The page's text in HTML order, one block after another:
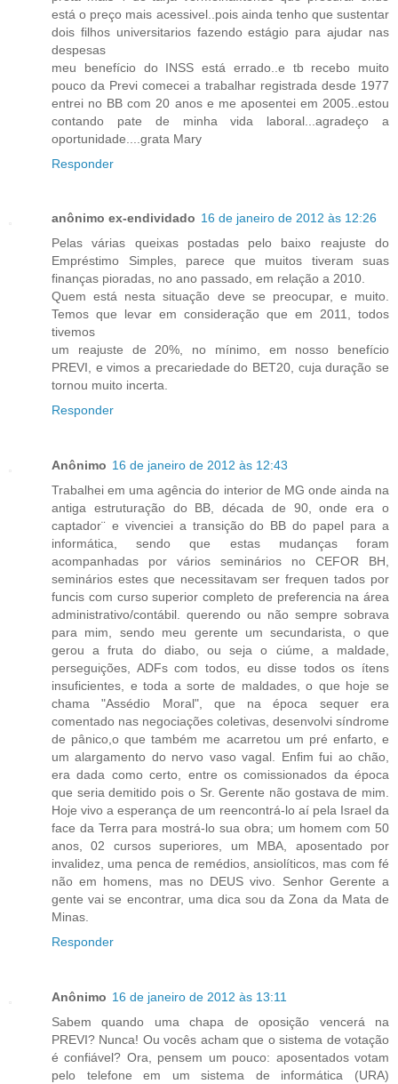
está o preço mais acessivel..pois ainda tenho que sustentar
dois filhos universitarios fazendo estágio para ajudar nas
despesas
meu benefício do INSS está errado..e tb recebo muito
pouco da Previ comecei a trabalhar registrada desde 1977
entrei no BB com 20 anos e me aposentei em 2005..estou
contando pate de minha vida laboral...agradeço a
oportunidade....grata Mary
Responder
anônimo ex-endividado 16 de janeiro de 2012 às 12:26
Pelas várias queixas postadas pelo baixo reajuste do
Empréstimo Simples, parece que muitos tiveram suas
finanças pioradas, no ano passado, em relação a 2010.
Quem está nesta situação deve se preocupar, e muito.
Temos que levar em consideração que em 2011, todos
tivemos
um reajuste de 20%, no mínimo, em nosso benefício
PREVI, e vimos a precariedade do BET20, cuja duração se
tornou muito incerta.
Responder
Anônimo 16 de janeiro de 2012 às 12:43
Trabalhei em uma agência do interior de MG onde ainda na
antiga estruturação do BB, década de 90, onde era o
captador¨ e vivenciei a transição do BB do papel para a
informática, sendo que estas mudanças foram
acompanhadas por vários seminários no CEFOR BH,
seminários estes que necessitavam ser frequen tados por
funcis com curso superior completo de preferencia na área
administrativo/contábil. querendo ou não sempre sobrava
para mim, sendo meu gerente um secundarista, o que
gerou a fruta do diabo, ou seja o ciúme, a maldade,
perseguições, ADFs com todos, eu disse todos os ítens
insuficientes, e toda a sorte de maldades, o que hoje se
chama "Assédio Moral", que na época sequer era
comentado nas negociações coletivas, desenvolvi síndrome
de pânico,o que também me acarretou um pré enfarto, e
um alargamento do nervo vaso vagal. Enfim fui ao chão,
era dada como certo, entre os comissionados da época
que seria demitido pois o Sr. Gerente não gostava de mim.
Hoje vivo a esperança de um reencontrá-lo aí pela Israel da
face da Terra para mostrá-lo sua obra; um homem com 50
anos, 02 cursos superiores, um MBA, aposentado por
invalidez, uma penca de remédios, ansiolíticos, mas com fé
não em homens, mas no DEUS vivo. Senhor Gerente a
gente vai se encontrar, uma dica sou da Zona da Mata de
Minas.
Responder
Anônimo 16 de janeiro de 2012 às 13:11
Sabem quando uma chapa de oposição vencerá na
PREVI? Nunca! Ou vocês acham que o sistema de votação
é confiável? Ora, pensem um pouco: aposentados votam
pelo telefone em um sistema de informática (URA)